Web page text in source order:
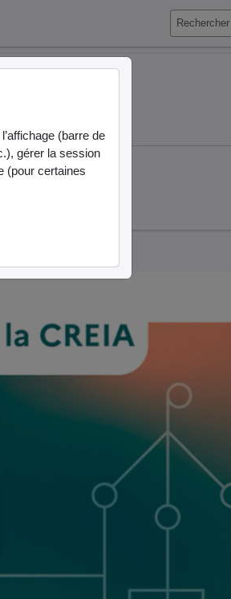
(barre de
gérer la session
(pour certaines